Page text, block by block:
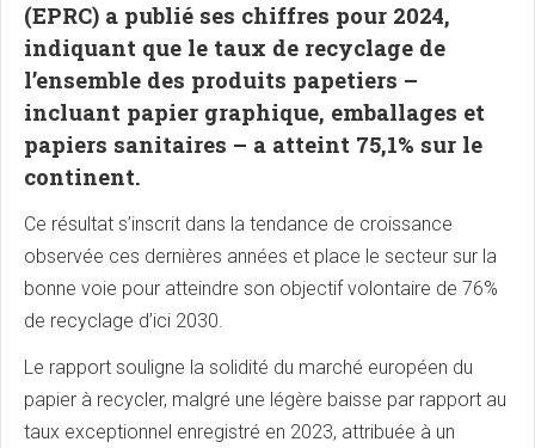
(EPRC) a publié ses chiffres pour 2024,
indiquant que le taux de recyclage de
l’ensemble des produits papetiers –
incluant papier graphique, emballages et
papiers sanitaires – a atteint 75,1% sur le
continent.
Ce résultat s’inscrit dans la tendance de croissance
observée ces dernières années et place le secteur sur la
bonne voie pour atteindre son objectif volontaire de 76%
de recyclage d’ici 2030.
Le rapport souligne la solidité du marché européen du
papier à recycler, malgré une légère baisse par rapport au
taux exceptionnel enregistré en 2023, attribuée à un